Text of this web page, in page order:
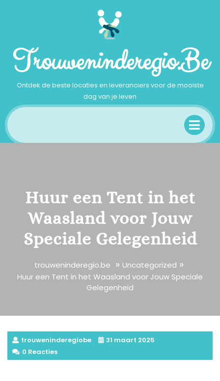
Trouweninderegio.be
Ontdek de beste locaties en leveranciers voor de mooiste
dag van je leven
Huur een Tent in het
Waasland voor Jouw
Speciale Gelegenheid
trouweninderegio.be » Uncategorized »
Huur een Tent in het Waasland voor Jouw Speciale
Gelegenheid
trouweninderegiobe
31 maart 2025
0 Reacties